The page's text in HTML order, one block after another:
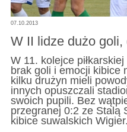
07.10.2013
W II lidze dużo
W 11. kolejce
brak goli i emocji kibice
kilku drużyn mieli
innych opuszczali
swoich pupili. Bez
przegranej 0:2 ze Stalą
kibice suwalskich